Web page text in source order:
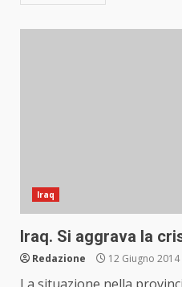
Iraq
Iraq. Si aggrava la
Redazione 12 Giugno 2014